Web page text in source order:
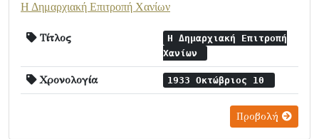
Η Δημαρχιακή Επιτροπή Χανίων
Τίτλος
Η Δημαρχιακή Επιτροπή
Χανίων
Χρονολογία 1933 Οκτώβριος 10
Προβολή